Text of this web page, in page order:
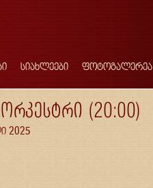
სიახლეები ფოტოგალერეა
(20:00)
2025